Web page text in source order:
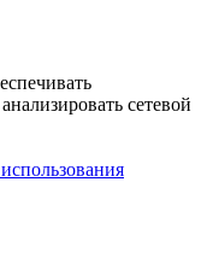
сетевой